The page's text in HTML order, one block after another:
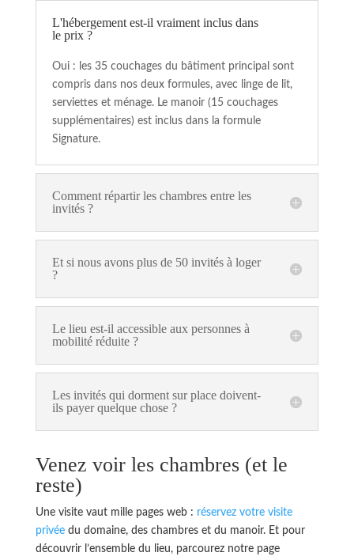
L'hébergement est-il vraiment inclus dans
le prix ?
Oui : les 35 couchages du bâtiment principal sont
compris dans nos deux formules, avec linge de lit,
serviettes et ménage. Le manoir (15 couchages
supplémentaires) est inclus dans la formule
Signature.
Comment répartir les chambres entre les
invités ?
Et si nous avons plus de 50 invités à loger
?
Le lieu est-il accessible aux personnes à
mobilité réduite ?
Les invités qui dorment sur place doivent-
ils payer quelque chose ?
Venez voir les chambres (et le
reste)
Une visite vaut mille pages web : réservez votre visite
privéedu domaine, des chambres et du manoir. Et pour
découvrir l’ensemble du lieu, parcourez notre page